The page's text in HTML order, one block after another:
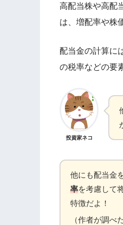
高配当株や高配
は、増配率や株
配当金の計算に
の税率などの要
投資家ネコ
他にも配当金
率を考慮して
特徴だよ！
（作者が調べ